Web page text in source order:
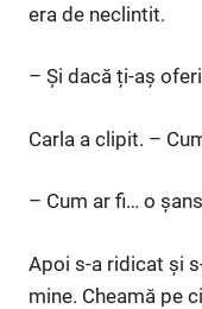
era de neclintit.
– Și dacă ți-aș
Carla a clipit. –
– Cum ar fi… o
Apoi s-a ridicat și
mine. Cheamă pe